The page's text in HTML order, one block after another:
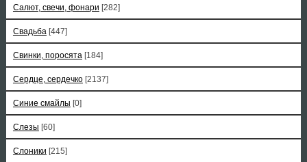
Салют, свечи, фонари [282]
Свадьба [447]
Свинки, поросята [184]
Сердце, сердечко [2137]
Синие смайлы [0]
Слезы [60]
Слоники [215]